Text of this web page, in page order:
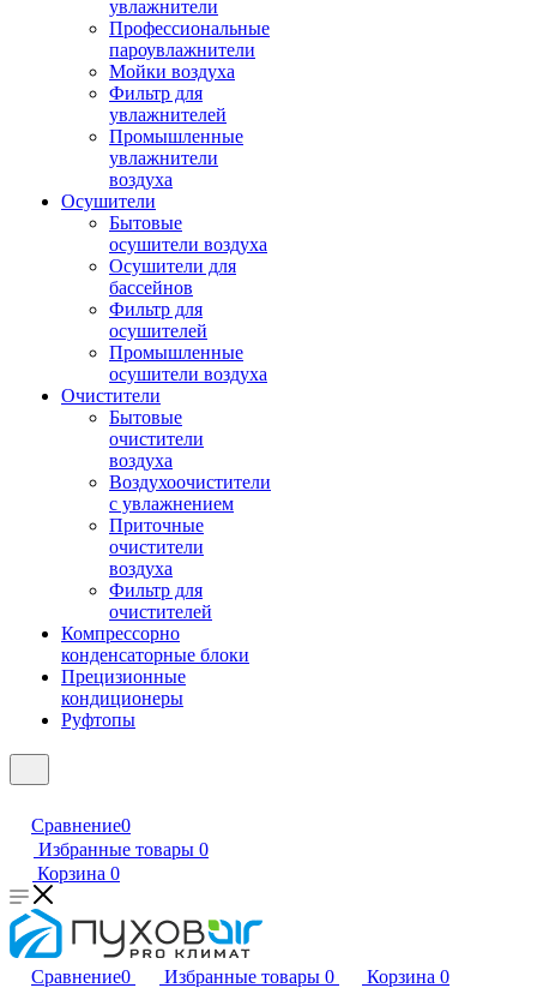
увлажнители
Профессиональные
пароувлажнители
Мойки воздуха
Фильтр для
увлажнителей
Промышленные
увлажнители
воздуха
Осушители
Бытовые
осушители воздуха
Осушители для
бассейнов
Фильтр для
осушителей
Промышленные
осушители воздуха
Очистители
Бытовые
очистители
воздуха
Воздухоочистители
с увлажнением
Приточные
очистители
воздуха
Фильтр для
очистителей
Компрессорно
конденсаторные блоки
Прецизионные
кондиционеры
Руфтопы
Сравнение0
Избранные товары 0
Корзина 0
Сравнение0 Избранные товары 0 Корзина 0